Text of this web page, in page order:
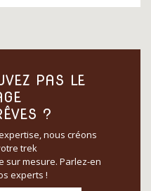
PAS LE
?
nous créons
trek
sur mesure. Parlez-en
experts !